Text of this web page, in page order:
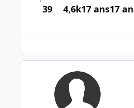
39 4,6k17 ans17